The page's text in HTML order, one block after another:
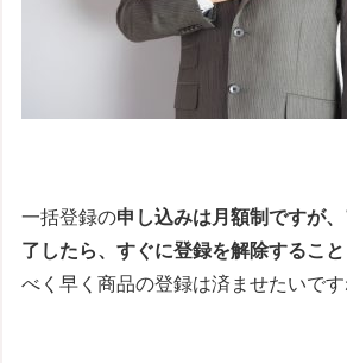
一括登録の申し込みは月額制ですが
了したら、すぐに登録を解除するこ
べく早く商品の登録は済ませたいです